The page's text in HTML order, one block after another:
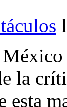
la
esta